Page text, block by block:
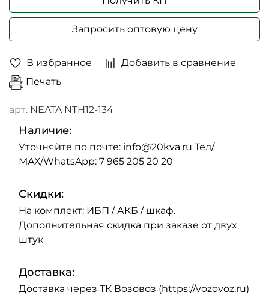
В избранное
Добавить в сравнение
Печать
арт. NEATA NTH12-134
Запросить оптовую цену
Наличие:
Уточняйте по почте: info@20kva.ru Тел/
МАХ/WhatsApp: 7 965 205 20 20
Скидки:
На комплект: ИБП / АКБ / шкаф.
Дополнительная скидка при заказе от двух
штук
Доставка:
Доставка через ТК Возовоз (https://vozovoz.ru)